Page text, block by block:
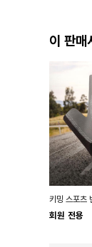
이 판매
회원 전용